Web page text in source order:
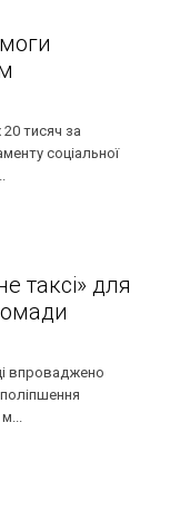
тисяч за
соціальної
таксі» для
впроваджено